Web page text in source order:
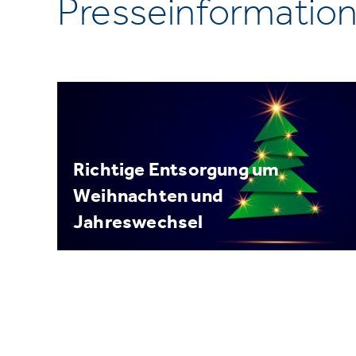
Richtige Entsorgung um
Weihnachten und
Jahreswechsel